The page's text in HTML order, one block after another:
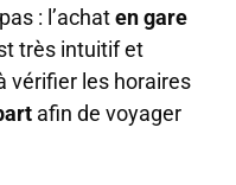
: l’achaten gare
très intuitif et
vérifier les horaires
afin de voyager